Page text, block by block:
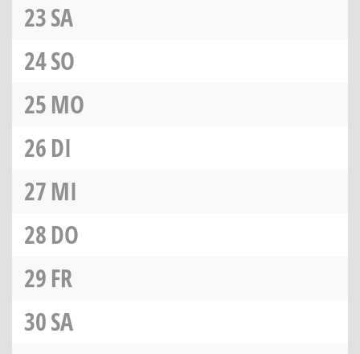
23SA
24SO
25MO
26DI
27MI
28DO
29FR
30SA